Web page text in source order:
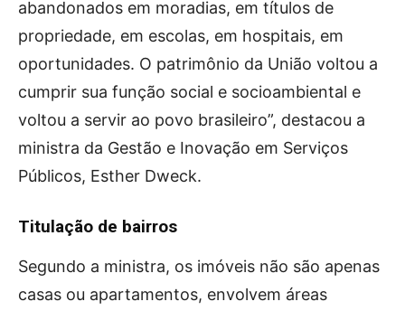
abandonados em moradias, em títulos de
propriedade, em escolas, em hospitais, em
oportunidades. O patrimônio da União voltou a
cumprir sua função social e socioambiental e
voltou a servir ao povo brasileiro”, destacou a
ministra da Gestão e Inovação em Serviços
Públicos, Esther Dweck.
Titulação de bairros
Segundo a ministra, os imóveis não são apenas
casas ou apartamentos, envolvem áreas